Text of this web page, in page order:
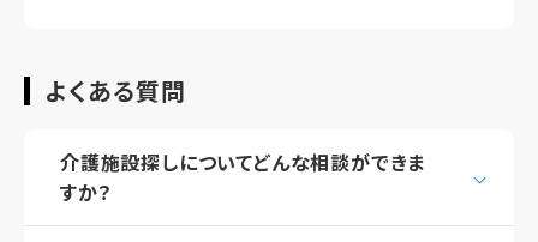
よくある質問
介護施設探しについてどんな相談ができま
すか？